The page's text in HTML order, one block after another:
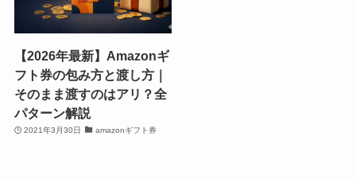
【2026年最新】Amazonギ
フト券の包み方と渡し方｜
そのまま渡すのはアリ？全
パターン解説
2021年3月30日 amazonギフト券